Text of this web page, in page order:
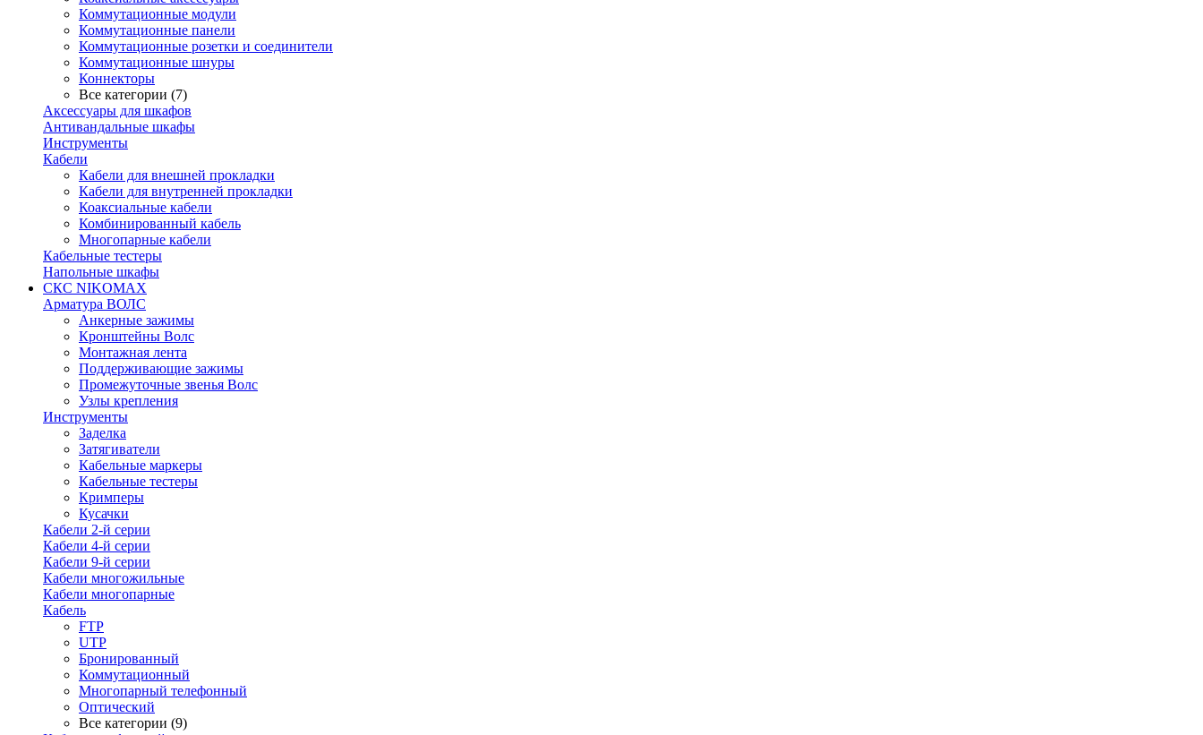
Коммутационные модули
Коммутационные панели
Коммутационные розетки и соединители
Коммутационные шнуры
Коннекторы
Все категории (7)
Аксессуары для шкафов
Антивандальные шкафы
Инструменты
Кабели
Кабели для внешней прокладки
Кабели для внутренней прокладки
Коаксиальные кабели
Комбинированный кабель
Многопарные кабели
Кабельные тестеры
Напольные шкафы
СКС NIKOMAX
Арматура ВОЛС
Анкерные зажимы
Кронштейны Волс
Монтажная лента
Поддерживающие зажимы
Промежуточные звенья Волс
Узлы крепления
Инструменты
Заделка
Затягиватели
Кабельные маркеры
Кабельные тестеры
Кримперы
Кусачки
Кабели 2-й серии
Кабели 4-й серии
Кабели 9-й серии
Кабели многожильные
Кабели многопарные
Кабель
FTP
UTP
Бронированный
Коммутационный
Многопарный телефонный
Оптический
Все категории (9)